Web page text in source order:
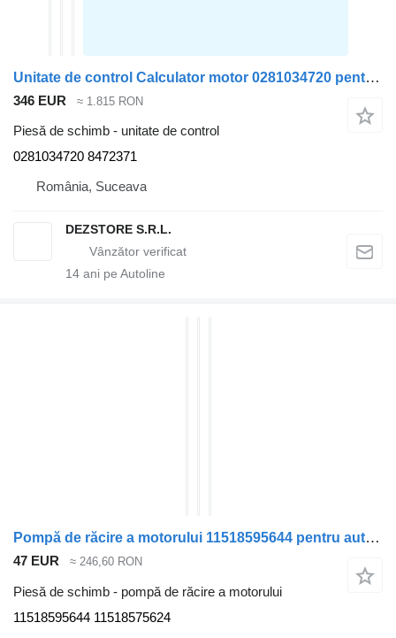
Unitate de control Calculator motor 0281034720 pentru automobil BMW X7
346 EUR ≈ 1.815 RON
Piesă de schimb - unitate de control
0281034720 8472371
România, Suceava
DEZSTORE S.R.L.
14 ani pe Autoline
Pompă de răcire a motorului 11518595644 pentru automobil BMW X7
47 EUR ≈ 246,60 RON
Piesă de schimb - pompă de răcire a motorului
11518595644 11518575624